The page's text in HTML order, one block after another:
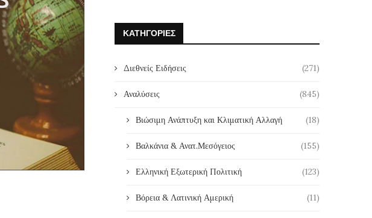
ΚΑΤΗΓΟΡΊΕΣ
Διεθνείς Ειδήσεις (271)
Αναλύσεις (845)
Βιώσιμη Ανάπτυξη και Κλιματική Αλλαγή (18)
Βαλκάνια & Ανατ.Μεσόγειος (155)
Ελληνική Εξωτερική Πολιτική (123)
Βόρεια & Λατινική Αμερική (11)